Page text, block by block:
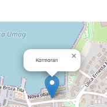
Kormoran ×